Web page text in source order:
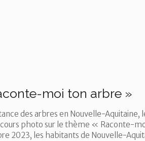
moi ton arbre »
des arbres en Nouvelle-Aquitaine,
photo sur le thème « Raconte-
2023, les habitants de Nouvelle-